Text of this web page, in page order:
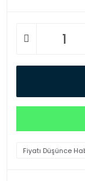
Fiyatı Düşünce